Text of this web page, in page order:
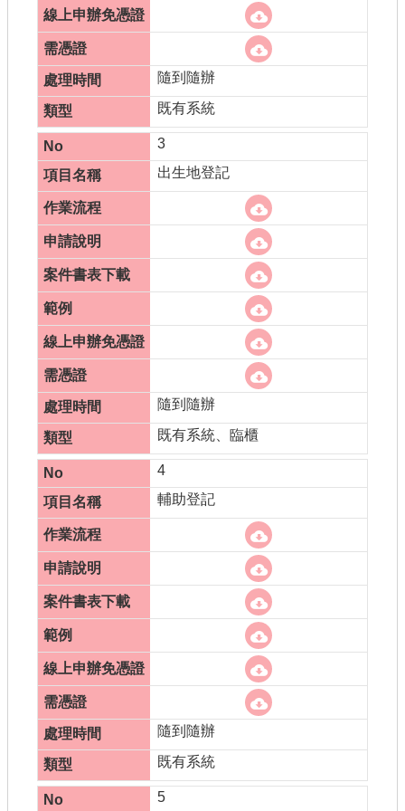
隨到隨辦
既有系統
3
出生地登記
隨到隨辦
既有系統、臨櫃
4
輔助登記
隨到隨辦
既有系統
5